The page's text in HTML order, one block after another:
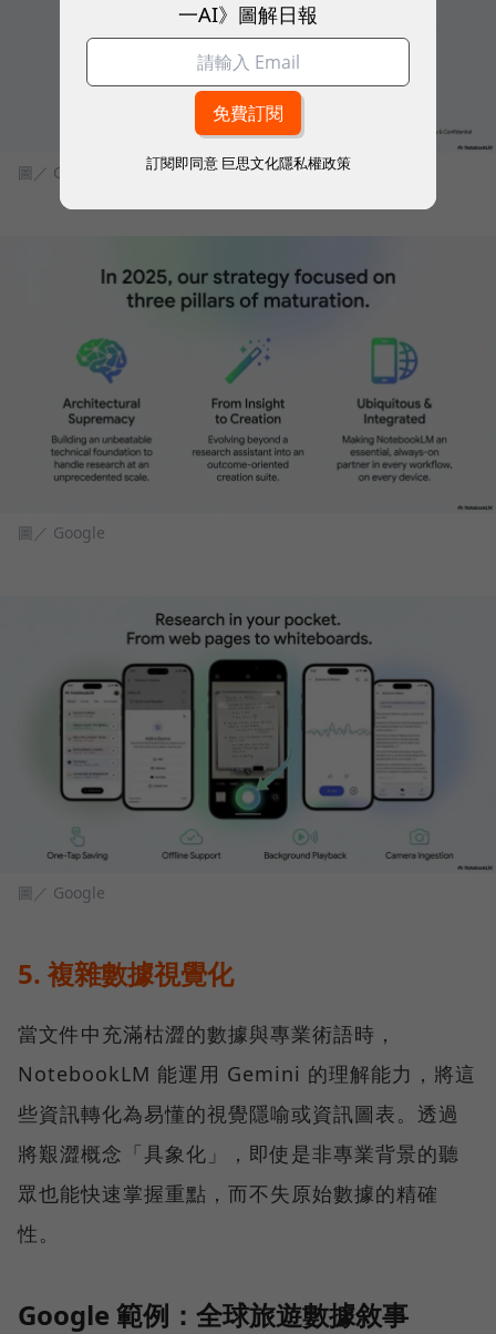
圖／ Google
圖／ Google
圖／ Google
5. 複雜數據視覺化
當文件中充滿枯澀的數據與專業術語時，
NotebookLM 能運用 Gemini 的理解能力，將這
些資訊轉化為易懂的視覺隱喻或資訊圖表。透過
將艱澀概念「具象化」，即使是非專業背景的聽
眾也能快速掌握重點，而不失原始數據的精確
性。
Google 範例：全球旅遊數據敘事
一AI》圖解日報
訂閱即同意 巨思文化隱私權政策